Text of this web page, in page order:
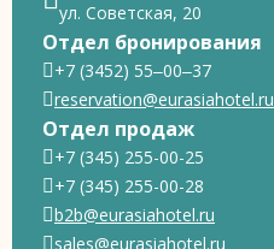
ул. Советская, 20
Отдел бронирования
+7 (3452) 55‒00‒37
reservation@eurasiahotel.ru
Отдел продаж
+7 (345) 255-00-25
+7 (345) 255-00-28
b2b@eurasiahotel.ru
sales@eurasiahotel.ru